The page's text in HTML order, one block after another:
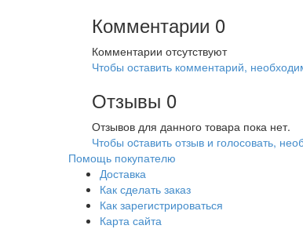
Комментарии 0
Комментарии отсутствуют
Чтобы оставить комментарий,
Отзывы 0
Отзывов для данного товара пока нет.
Чтобы оcтавить отзыв и голосовать,
Помощь покупателю
Доставка
Как сделать заказ
Как зарегистрироваться
Карта сайта